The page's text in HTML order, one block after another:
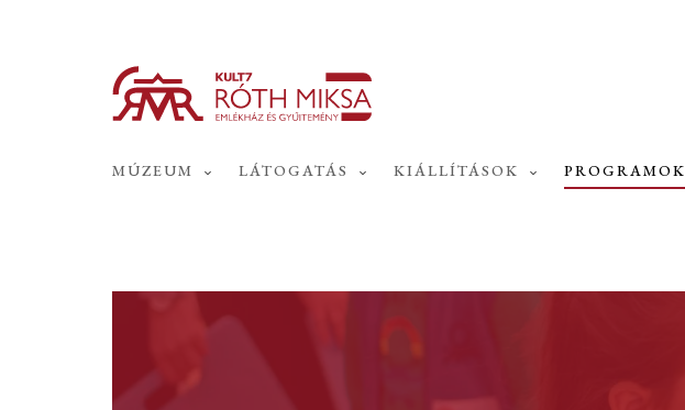
MÚZEUM LÁTOGATÁS KIÁLLÍTÁSOK PROGRAMOK